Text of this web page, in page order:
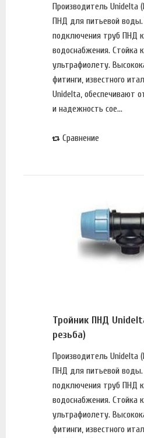
Производитель Unidelta
ПНД для питьевой
подключения труб ПНД
водоснабжения. Стойка
ультрафиолету.
фитинги, известного
Unidelta, обеспечивают
и надежность сое...
Сравнение
Тройник ПНД
резьба)
Производитель Unidelta
ПНД для питьевой
подключения труб ПНД
водоснабжения. Стойка
ультрафиолету.
фитинги, известного